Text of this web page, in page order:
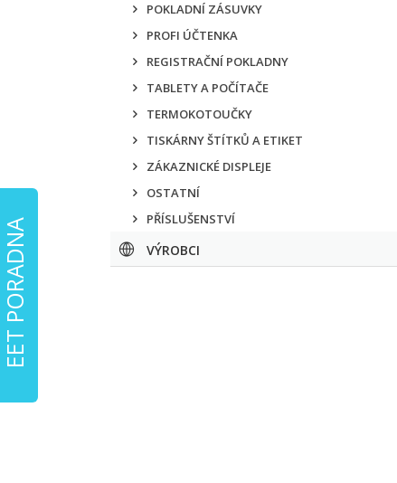
POKLADNÍ ZÁSUVKY
PROFI ÚČTENKA
REGISTRAČNÍ POKLADNY
TABLETY A POČÍTAČE
TERMOKOTOUČKY
TISKÁRNY ŠTÍTKŮ A ETIKET
ZÁKAZNICKÉ DISPLEJE
OSTATNÍ
PŘÍSLUŠENSTVÍ
VÝROBCI